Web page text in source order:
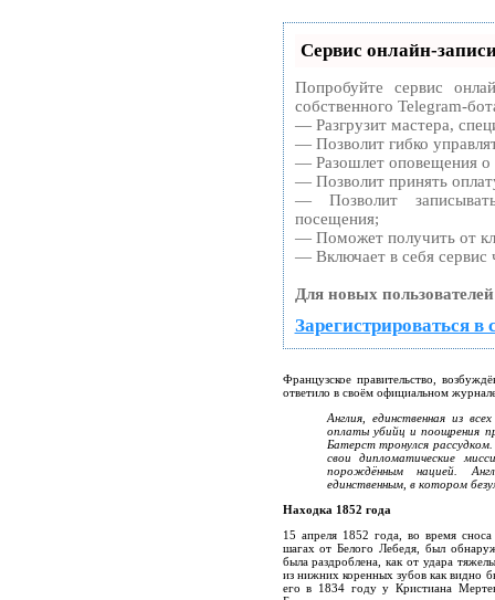
Сервис онлайн-
Попробуйте сервис
собственного Telegram-
— Разгрузит мастера,
— Позволит гибко
— Разошлет оповещения о
— Позволит принять
— Позволит
посещения;
— Поможет получить от
— Включает в себя сервис
Для новых
Зарегистрироваться в
Французское правительство,
ответило в своём официальном
Англия, единственная из
оплаты убийц и поощрения
Батерст тронулся
свои дипломатические
порождённым нацией.
единственным, в котором
Находка 1852 года
15 апреля 1852 года, во время
шагах от Белого Лебедя, был
была раздроблена, как от удара
из нижних коренных зубов как видно
его в 1834 году у Кристиана